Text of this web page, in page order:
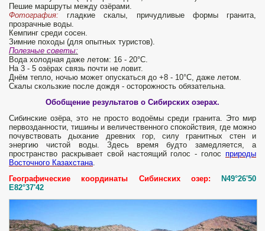
Пешие маршруты между озёрами.
Фотография: гладкие скалы, причудливые формы гранита,
прозрачные воды.
Кемпинг среди сосен.
Зимние походы (для опытных туристов).
Полезные советы:
Вода холодная даже летом: 16 - 20°C.
На 3 - 5 озёрах связь почти не ловит.
Днём тепло, ночью может опускаться до +8 - 10°C, даже летом.
Скалы скользкие после дождя - осторожность обязательна.
Обобщение результатов о Сибирских озерах.
Сибинские озёра, это не просто водоёмы среди гранита. Это мир
первозданности, тишины и величественного спокойствия, где можно
почувствовать дыхание древних гор, силу гранитных стен и
энергию чистой воды. Здесь время будто замедляется, а
пространство раскрывает свой настоящий голос - голос природы
Восточного Казахстана.
Географические координаты Сибинских озер:
N49°26'50
E82°37'42